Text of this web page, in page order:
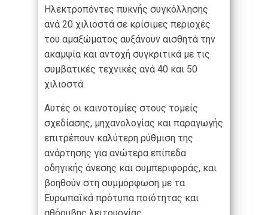
Ηλεκτροπόντες πυκνής συγκόλλησης
ανά 20 χιλιοστά σε κρίσιμες περιοχές
του αμαξώματος αυξάνουν αισθητά την
ακαμψία και αντοχή συγκριτικά με τις
συμβατικές τεχνικές ανά 40 και 50
χιλιοστά.
Αυτές οι καινοτομίες στους τομείς
σχεδίασης, μηχανολογίας και παραγωγής
επιτρέπουν καλύτερη ρύθμιση της
ανάρτησης για ανώτερα επίπεδα
οδηγικής άνεσης και συμπεριφοράς, και
βοηθούν στη συμμόρφωση με τα
Ευρωπαϊκά πρότυπα ποιότητας και